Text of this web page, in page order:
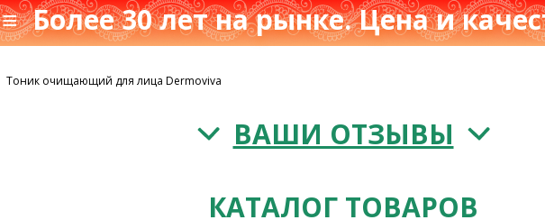
≡ Более 30 лет на рынке. Цена и
Тоник очищающий для лица Dermoviva
ВАШИ ОТЗЫВЫ
КАТАЛОГ ТОВАРОВ